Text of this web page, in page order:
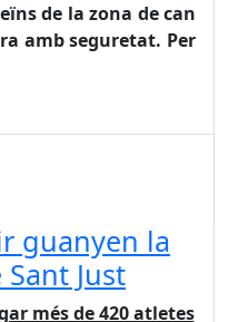
de la zona de can
amb seguretat. Per
guanyen la
Just
més de 420 atletes